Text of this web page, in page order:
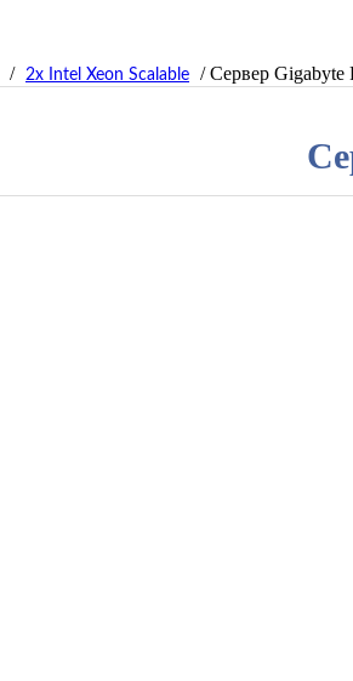
/ 2x Intel Xeon Scalable / Сервер Gigabyte